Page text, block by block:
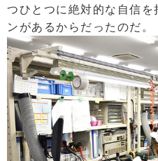
つひとつに絶対的な自信
ンがあるからだったのだ。